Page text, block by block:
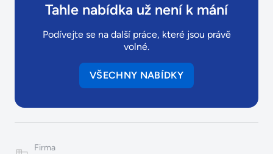
Tahle nabídka už není k mání
Podívejte se na další práce, které jsou právě
volné.
VŠECHNY NABÍDKY
Firma